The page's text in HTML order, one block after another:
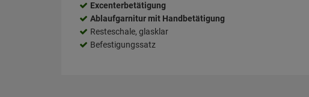
Excenterbetätigung
Ablaufgarnitur mit Handbetätigung
Resteschale, glasklar
Befestigungssatz